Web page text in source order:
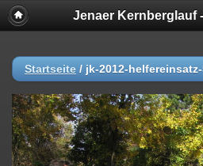
Jenaer Kernberglauf
Startseite / jk-2012-